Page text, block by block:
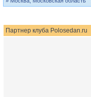
Партнер клуба Polosedan.ru